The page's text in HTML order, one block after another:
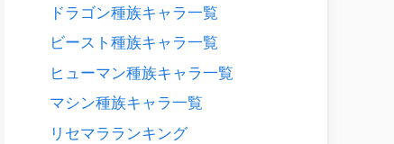
ドラゴン種族キャラ一覧
ビースト種族キャラ一覧
ヒューマン種族キャラ一覧
マシン種族キャラ一覧
リセマラランキング